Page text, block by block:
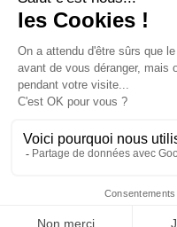
Samedi : 11h - 17h
09 61 27 37 12
contact@gointolife.com